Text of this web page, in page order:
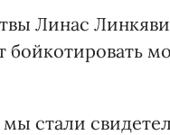
Линас
бойкотировать
стали